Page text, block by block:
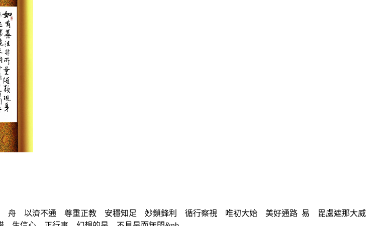
以濟不通 尊重正教 安穩知足 妙鎖鋒利 循行察視 唯初大始 美好通路 易 毘盧遮那大威